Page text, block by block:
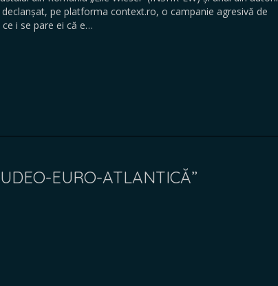
pe platforma context.ro, o campanie agresivă de
i se pare ei că e…
EURO-ATLANTICĂ”